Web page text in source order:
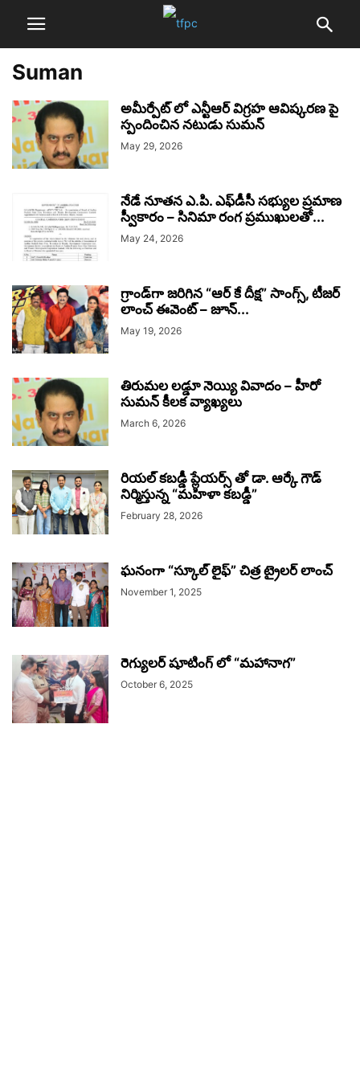
Suman
అమీర్పేట్ లో ఎన్టీఆర్ విగ్రహ ఆవిష్కరణ పై
స్పందించిన నటుడు సుమన్
May 29, 2026
నేడే నూతన ఎ.పి. ఎఫ్‌డీసీ సభ్యుల ప్రమాణ
స్వీకారం – సినిమా రంగ ప్రముఖులతో...
May 24, 2026
గ్రాండ్‌గా జరిగిన “ఆర్ కే దీక్ష” సాంగ్స్, టీజర్
లాంచ్ ఈవెంట్ – జూన్...
May 19, 2026
తిరుమల లడ్డూ నెయ్యి వివాదం – హీరో
సుమన్ కీలక వ్యాఖ్యలు
March 6, 2026
రియల్ కబడ్డీ ప్లేయర్స్ తో డా. ఆర్కే గౌడ్
నిర్మిస్తున్న “మహిళా కబడ్డీ”
February 28, 2026
ఘనంగా “స్కూల్ లైఫ్” చిత్ర ట్రైలర్ లాంచ్
November 1, 2025
రెగ్యులర్ షూటింగ్ లో “మహానాగ”
October 6, 2025